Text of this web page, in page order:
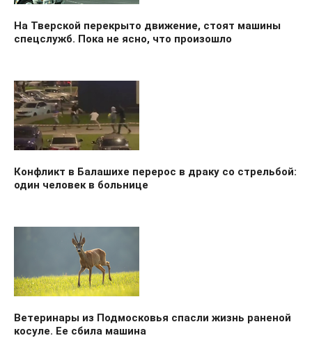
На Тверской перекрыто движение, стоят машины
спецслужб. Пока не ясно, что произошло
Конфликт в Балашихе перерос в драку со стрельбой:
один человек в больнице
Ветеринары из Подмосковья спасли жизнь раненой
косуле. Ее сбила машина